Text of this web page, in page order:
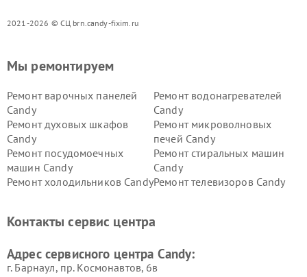
2021-2026 © СЦ brn.candy-fixim.ru
Мы ремонтируем
Ремонт варочных панелей
Candy
Ремонт водонагревателей
Candy
Ремонт духовых шкафов
Candy
Ремонт микроволновых
печей Candy
Ремонт посудомоечных
машин Candy
Ремонт стиральных машин
Candy
Ремонт холодильников CandyРемонт телевизоров Candy
Контакты сервис центра
Адрес сервисного центра Candy:
г. Барнаул, ​пр. Космонавтов, 6в